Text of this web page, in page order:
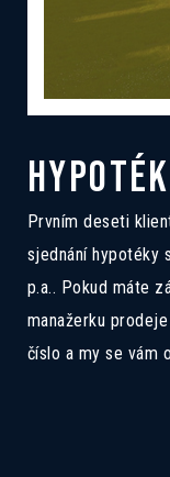
Prvním deseti
sjednání hypotéky
p.a.. Pokud máte
manažerku
číslo a my se vám